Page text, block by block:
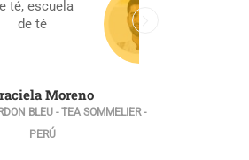
Sepúlveda
FOOD SOLUTIONS - TEA
SOMMELIER - CHILE